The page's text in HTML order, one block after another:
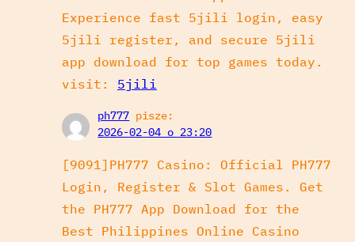
Experience fast 5jili login, easy
5jili register, and secure 5jili
app download for top games today.
visit: 5jili
ph777 pisze:
2026-02-04 o 23:20
[9091]PH777 Casino: Official PH777
Login, Register & Slot Games. Get
the PH777 App Download for the
Best Philippines Online Casino